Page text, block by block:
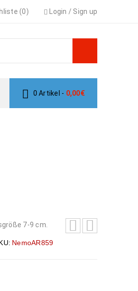
Login / Sign up
(0)
0 Artikel - 0,00€
7-9 cm.
NemoAR859